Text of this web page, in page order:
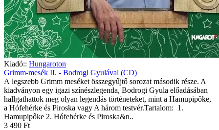
Kiadó:: Hungaroton
Grimm-mesék II. - Bodrogi Gyulával (CD)
A legszebb Grimm meséket összegyűjtő sorozat második része. A
kiadványon egy igazi színészlegenda, Bodrogi Gyula előadásában
hallgathattok meg olyan legendás történeteket, mint a Hamupipőke,
a Hófehérke és Piroska vagy A három testvér.Tartalom: 1.
Hamupipőke 2. Hófehérke és Piroska&n..
3 490 Ft